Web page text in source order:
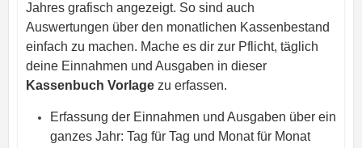
Jahres grafisch angezeigt. So sind auch
Auswertungen über den monatlichen Kassenbestand
einfach zu machen. Mache es dir zur Pflicht, täglich
deine Einnahmen und Ausgaben in dieser
Kassenbuch Vorlagezu erfassen.
Erfassung der Einnahmen und Ausgaben über ein
ganzes Jahr: Tag für Tag und Monat für Monat